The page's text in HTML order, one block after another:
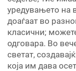
уредувањето на
доаѓаат во
класични;
одговара. Во
светат,
која им дава